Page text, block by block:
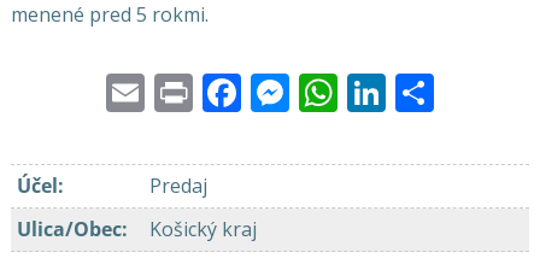
menené pred 5 rokmi.
EmailPrintFacebook
Messenger
WhatsApp
LinkedIn
Účel:
Predaj
Ulica/Obec:
Košický kraj